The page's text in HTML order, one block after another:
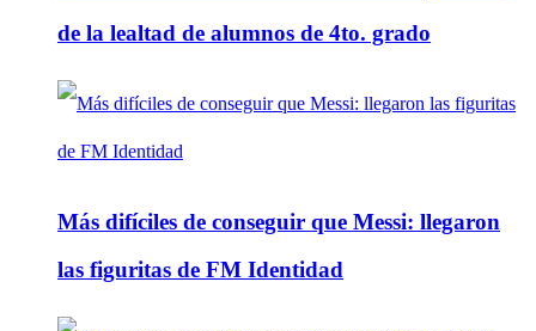
de la lealtad de alumnos de 4to. grado
Más difíciles de conseguir que Messi: llegaron
las figuritas de FM Identidad